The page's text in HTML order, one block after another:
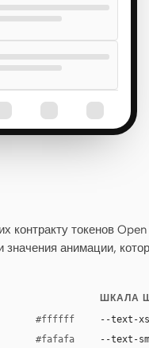
контракту токенов
анимации,
#ffffff
#fafafa
ШКАЛА
--text-xs
--text-sm